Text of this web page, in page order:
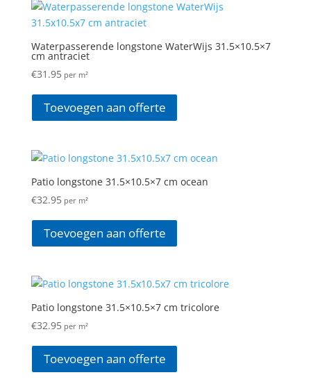
Waterpasserende longstone WaterWijs 31.5×10.5×7
cm antraciet
€31.95per m²
Toevoegen aan offerte
Patio longstone 31.5×10.5×7 cm ocean
€32.95per m²
Toevoegen aan offerte
Patio longstone 31.5×10.5×7 cm tricolore
€32.95per m²
Toevoegen aan offerte